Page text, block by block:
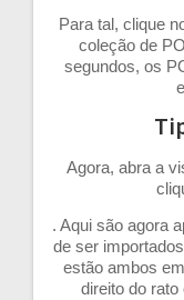
Para tal, clique
coleção de
segundos, os
Agora, abra a
. Aqui são agora
de ser
estão ambos
direito do rato